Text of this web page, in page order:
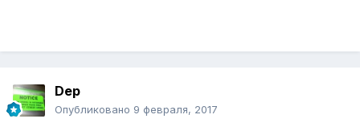
Dep
Опубликовано 9 февраля, 2017